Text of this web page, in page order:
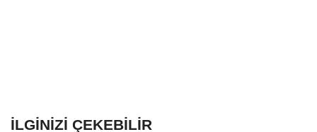
İLGINIZI ÇEKEBILIR